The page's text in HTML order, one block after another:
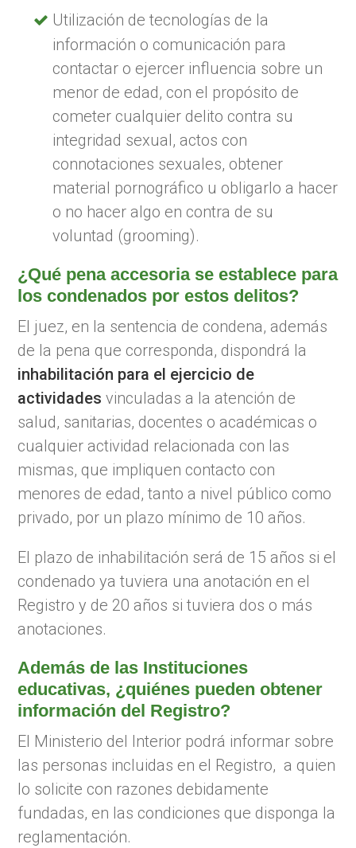
Utilización de tecnologías de la
información o comunicación para
contactar o ejercer influencia sobre un
menor de edad, con el propósito de
cometer cualquier delito contra su
integridad sexual, actos con
connotaciones sexuales, obtener
material pornográfico u obligarlo a hacer
o no hacer algo en contra de su
voluntad (grooming).
¿Qué pena accesoria se establece para
los condenados por estos delitos?
El juez, en la sentencia de condena, además
de la pena que corresponda, dispondrá la
inhabilitación para el ejercicio de
actividades vinculadas a la atención de
salud, sanitarias, docentes o académicas o
cualquier actividad relacionada con las
mismas, que impliquen contacto con
menores de edad, tanto a nivel público como
privado, por un plazo mínimo de 10 años.
El plazo de inhabilitación será de 15 años si el
condenado ya tuviera una anotación en el
Registro y de 20 años si tuviera dos o más
anotaciones.
Además de las Instituciones
educativas, ¿quiénes pueden obtener
información del Registro?
El Ministerio del Interior podrá informar sobre
las personas incluidas en el Registro, a quien
lo solicite con razones debidamente
fundadas, en las condiciones que disponga la
reglamentación.